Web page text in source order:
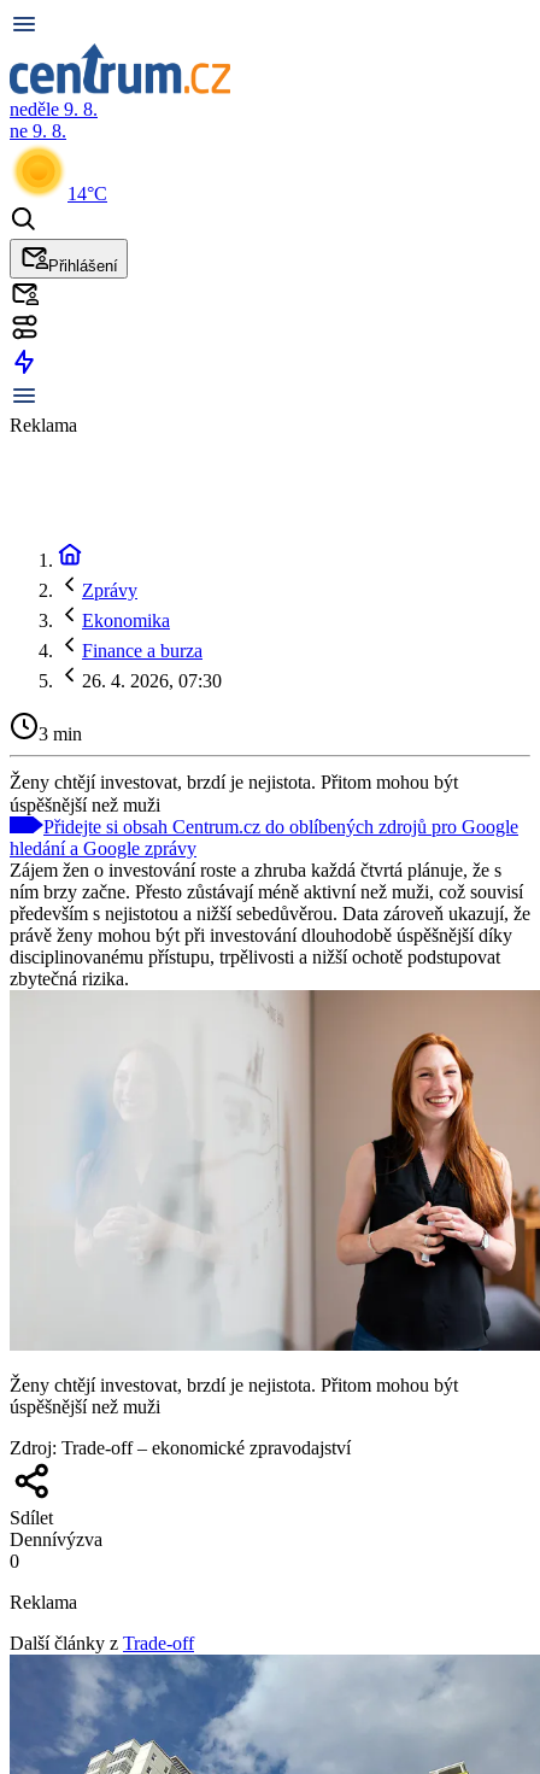
neděle 9. 8.
ne 9. 8.
14°C
Přihlášení
Reklama
Zprávy
Ekonomika
Finance a burza
26. 4. 2026, 07:30
3 min
Ženy chtějí investovat, brzdí je nejistota. Přitom mohou být
úspěšnější než muži
Přidejte si obsah Centrum.cz do oblíbených zdrojů pro Google
hledání a Google zprávy
Zájem žen o investování roste a zhruba každá čtvrtá plánuje, že s
ním brzy začne. Přesto zůstávají méně aktivní než muži, což souvisí
především s nejistotou a nižší sebedůvěrou. Data zároveň ukazují, že
právě ženy mohou být při investování dlouhodobě úspěšnější díky
disciplinovanému přístupu, trpělivosti a nižší ochotě podstupovat
zbytečná rizika.
Ženy chtějí investovat, brzdí je nejistota. Přitom mohou být
úspěšnější než muži
Zdroj: Trade-off – ekonomické zpravodajství
Sdílet
Dennívýzva
0
Reklama
Další články z Trade-off